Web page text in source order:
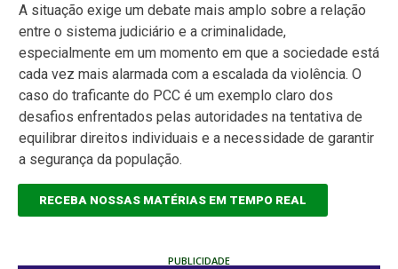
A situação exige um debate mais amplo sobre a relação
entre o sistema judiciário e a criminalidade,
especialmente em um momento em que a sociedade está
cada vez mais alarmada com a escalada da violência. O
caso do traficante do PCC é um exemplo claro dos
desafios enfrentados pelas autoridades na tentativa de
equilibrar direitos individuais e a necessidade de garantir
a segurança da população.
RECEBA NOSSAS MATÉRIAS EM TEMPO REAL
PUBLICIDADE